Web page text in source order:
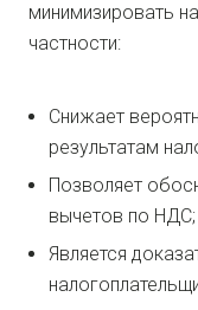
минимизировать
частности:
Снижает
результатам
Позволяет
вычетов по НДС;
Является